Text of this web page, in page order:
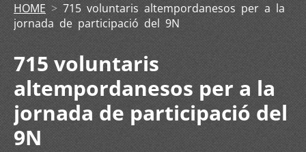
HOME > 715 voluntaris altempordanesos per a la
jornada de participació del 9N
715 voluntaris
altempordanesos per a la
jornada de participació del
9N